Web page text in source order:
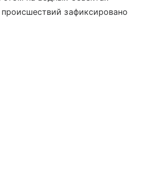
зафиксировано